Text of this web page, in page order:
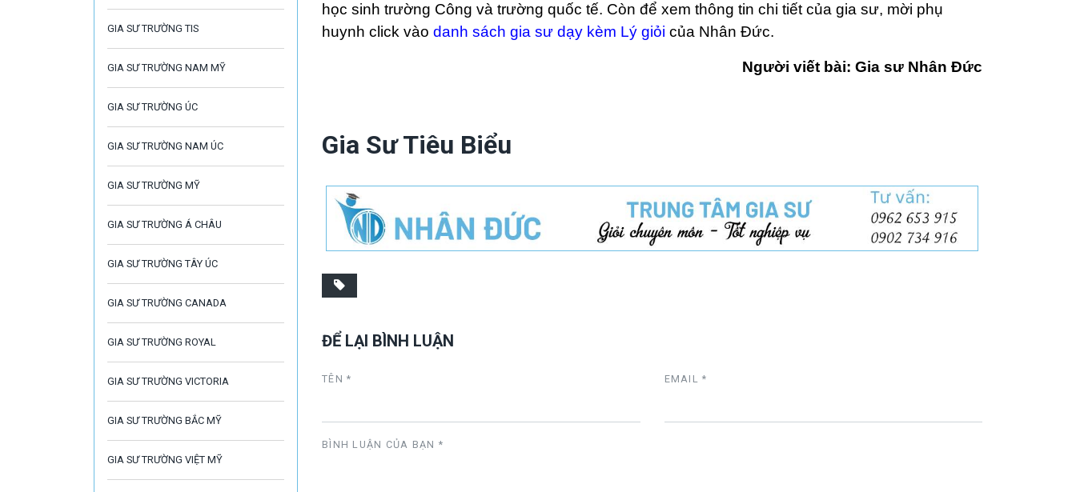
GIA SƯ TRƯỜNG TIS
GIA SƯ TRƯỜNG NAM MỸ
GIA SƯ TRƯỜNG ÚC
GIA SƯ TRƯỜNG NAM ÚC
GIA SƯ TRƯỜNG MỸ
GIA SƯ TRƯỜNG Á CHÂU
GIA SƯ TRƯỜNG TÂY ÚC
GIA SƯ TRƯỜNG CANADA
GIA SƯ TRƯỜNG ROYAL
GIA SƯ TRƯỜNG VICTORIA
GIA SƯ TRƯỜNG BẮC MỸ
GIA SƯ TRƯỜNG VIỆT MỸ
học sinh trường Công và trường quốc tế. Còn để xem thông tin chi tiết của gia sư, mời phụ
huynh click vào danh sách gia sư dạy kèm Lý giỏi của Nhân Đức.
Người viết bài: Gia sư Nhân Đức
Gia Sư Tiêu Biểu
ĐỂ LẠI BÌNH LUẬN
TÊN * EMAIL *
BÌNH LUẬN CỦA BẠN *